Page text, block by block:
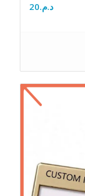
د.م.20